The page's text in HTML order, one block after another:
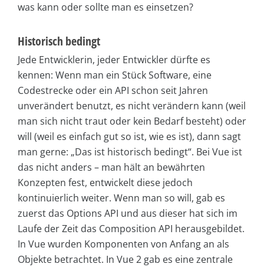
was kann oder sollte man es einsetzen?
Historisch bedingt
Jede Entwicklerin, jeder Entwickler dürfte es
kennen: Wenn man ein Stück Software, eine
Codestrecke oder ein API schon seit Jahren
unverändert benutzt, es nicht verändern kann (weil
man sich nicht traut oder kein Bedarf besteht) oder
will (weil es einfach gut so ist, wie es ist), dann sagt
man gerne: „Das ist historisch bedingt“. Bei Vue ist
das nicht anders – man hält an bewährten
Konzepten fest, entwickelt diese jedoch
kontinuierlich weiter. Wenn man so will, gab es
zuerst das Options API und aus dieser hat sich im
Laufe der Zeit das Composition API herausgebildet.
In Vue wurden Komponenten von Anfang an als
Objekte betrachtet. In Vue 2 gab es eine zentrale